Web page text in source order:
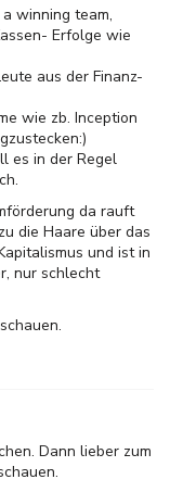
winning team,
Erfolge wie
aus der Finanz-
wie zb. Inception
es in der Regel
da rauft
die Haare über das
und ist in
nur schlecht
Dann lieber zum